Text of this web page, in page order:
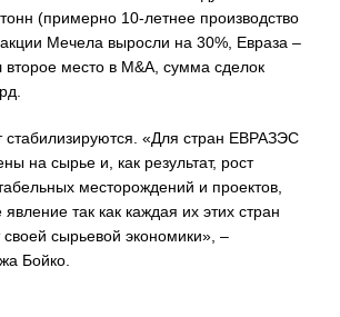
(примерно 10-летнее производство
Мечела выросли на 30%, Евраза –
второе место в M&A, сумма сделок
стабилизируются. «Для стран ЕВРАЗЭС
на сырье и, как результат, рост
месторождений и проектов,
явление так как каждая их этих стран
сырьевой экономики», –
Бойко.